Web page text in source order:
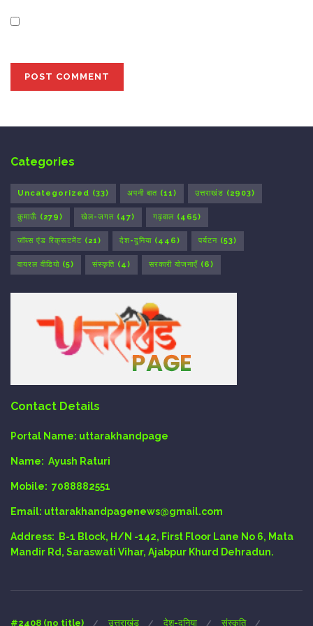
Categories
Uncategorized (33) अपनी बात (11) उत्तराखंड (2903)
कुमाऊँ (279) खेल-जगत (47) गढ़वाल (465)
जॉब्स एंड रिक्रूटमेंट (21) देश-दुनिया (446) पर्यटन (53)
वायरल वीडियो (5) संस्कृति (4) सरकारी योजनाएँ (6)
Contact Details
Portal Name: uttarakhandpage
Name: Ayush Raturi
Mobile: 7088882551
Email: uttarakhandpagenews@gmail.com
Address:
B-1 Block, H/N -142, First Floor Lane No 6, Mata
Mandir Rd, Saraswati Vihar, Ajabpur Khurd Dehradun.
#2408 (no title) उत्तराखंड देश-दुनिया संस्कृति